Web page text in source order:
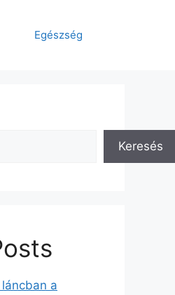
Egészség
Keresés
a